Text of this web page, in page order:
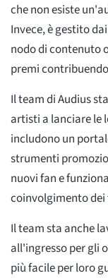
che non esiste
Invece, è gestito
nodo di contenuto
premi
Il team di Audius
artisti a lanciare le
includono un
strumenti
nuovi fan e
coinvolgimento dei
Il team sta anche
all'ingresso per gli
più facile per loro